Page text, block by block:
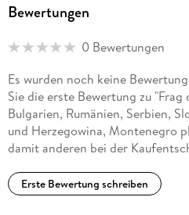
und lacht er sich um die Welt, bis
entdeckt hat. Was für ein
als TV-Mann foto­grafieren, als
Menschen treffen.
Bewertungen
0 Bewertungen
Es wurden noch keine
Sie die erste Bewertung zu
Bulgarien, Rumänien, Serbien,
und Herzegowina, Montenegro
damit anderen bei der
Erste Bewertung schreiben